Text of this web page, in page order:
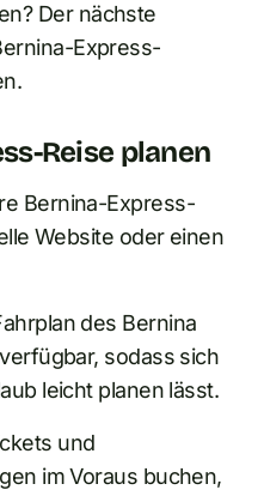
Der nächste
Express-
Reise planen
Bernina-Express-
Website oder einen
des Bernina
sodass sich
leicht planen lässt.
und
im Voraus buchen,